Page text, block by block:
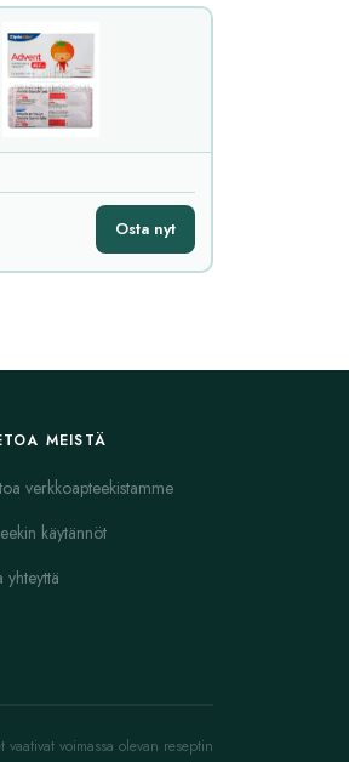
Osta nyt
MEISTÄ
verkkoapteekistamme
käytännöt
yhteyttä
vaativat voimassa olevan reseptin